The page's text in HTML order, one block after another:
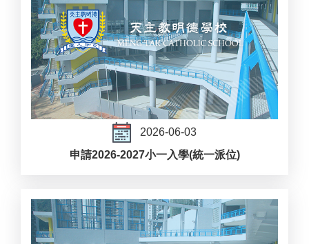
2026-06-03
申請2026-2027小一入學(統一派位)